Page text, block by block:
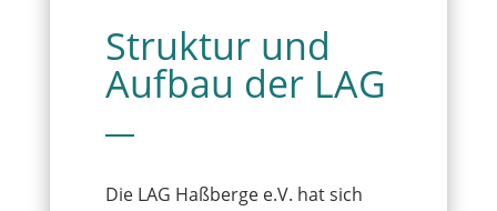
Struktur und
Aufbau der LAG
Die LAG Haßberge e.V. hat sich